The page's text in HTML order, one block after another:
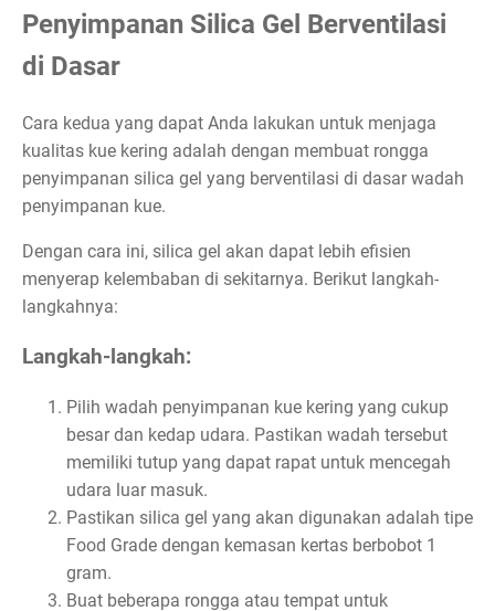
Penyimpanan Silica Gel Berventilasi
di Dasar
Cara kedua yang dapat Anda lakukan untuk menjaga
kualitas kue kering adalah dengan membuat rongga
penyimpanan silica gel yang berventilasi di dasar wadah
penyimpanan kue.
Dengan cara ini, silica gel akan dapat lebih efisien
menyerap kelembaban di sekitarnya. Berikut langkah-
langkahnya:
Langkah-langkah:
Pilih wadah penyimpanan kue kering yang cukup
besar dan kedap udara. Pastikan wadah tersebut
memiliki tutup yang dapat rapat untuk mencegah
udara luar masuk.
Pastikan silica gel yang akan digunakan adalah tipe
Food Grade dengan kemasan kertas berbobot 1
gram.
Buat beberapa rongga atau tempat untuk